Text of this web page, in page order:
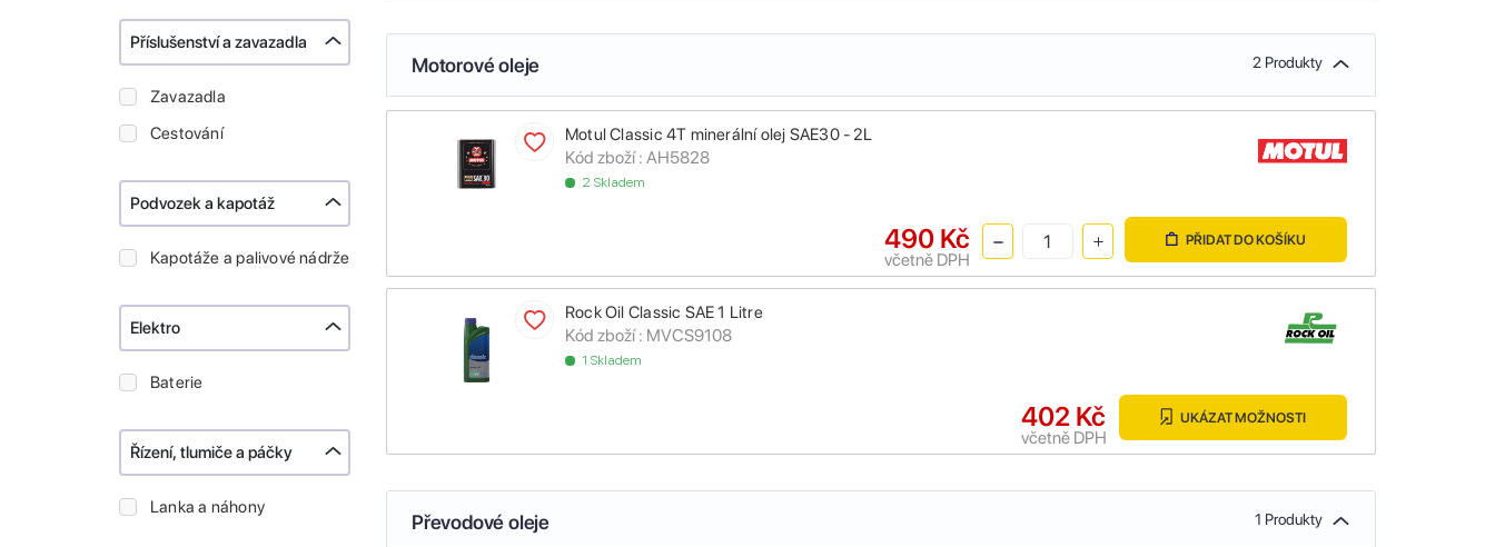
Příslušenství a zavazadla
Zavazadla
Cestování
Podvozek a kapotáž
Kapotáže a palivové nádrže
Elektro
Baterie
Řízení, tlumiče a páčky
Lanka a náhony
Motorové oleje 2 Produkty
Motul Classic 4T minerální olej SAE30 - 2L
Kód zboží : AH5828
2 Skladem
490 Kč
včetně DPH
PŘIDAT DO KOŠÍKU
Rock Oil Classic SAE 1 Litre
Kód zboží : MVCS9108
1 Skladem
402 Kč
včetně DPH
UKÁZAT MOŽNOSTI
Převodové oleje 1 Produkty